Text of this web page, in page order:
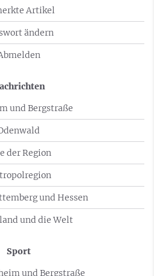
Artikel
ändern
und Bergstraße
der Region
und Hessen
und die Welt
Sport
und Bergstraße